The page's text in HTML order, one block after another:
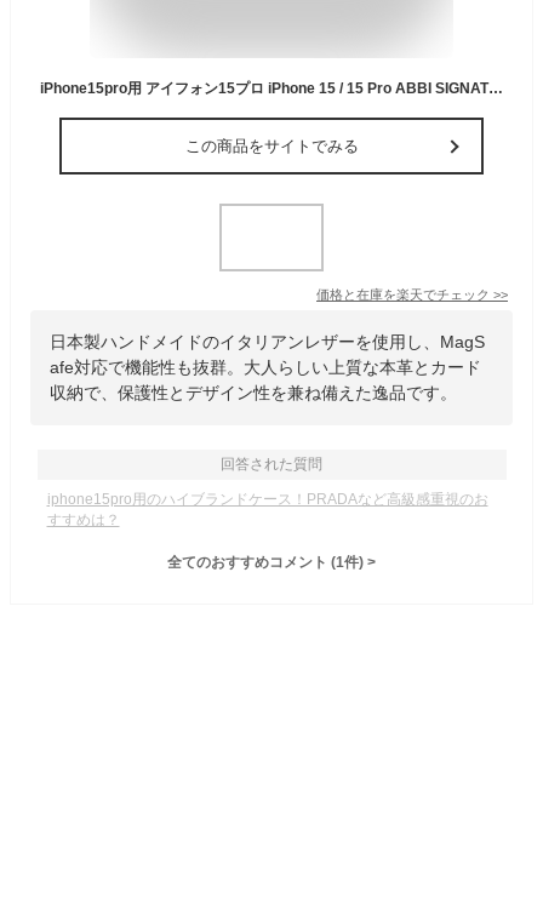
iPhone15pro用 アイフォン15プロ iPhone 15 / 15 Pro ABBI SIGNATURE VINTAGE 手帳型 イタリアンレザー MagSafe対応 ダイアリーケース 大人 カード収納 手帳 日本製 ハンドメイド ベジタブル 本革
この商品をサイトでみる
価格と在庫を楽天でチェック >>
日本製ハンドメイドのイタリアンレザーを使用し、MagS
afe対応で機能性も抜群。大人らしい上質な本革とカード
収納で、保護性とデザイン性を兼ね備えた逸品です。
回答された質問
iphone15pro用のハイブランドケース！PRADAなど高級感重視のお
すすめは？
全てのおすすめコメント (1件) >